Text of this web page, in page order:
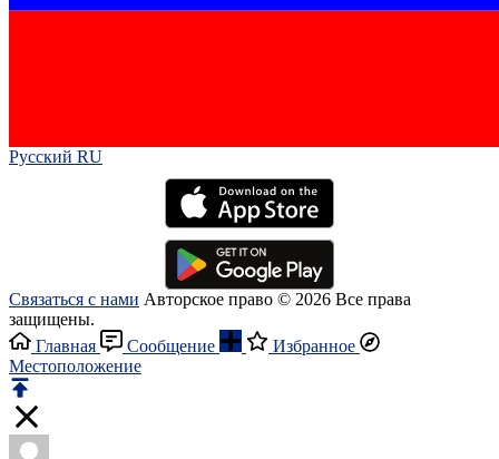
Русский RU‎
Связаться с нами Авторское право © 2026 Все права
защищены.
Главная
Сообщение
Избранное
Местоположение